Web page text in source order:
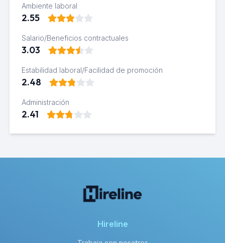
Ambiente laboral
2.55
Salario/Beneficios contractuales
3.03
Estabilidad laboral/Facilidad de promoción
2.48
Administración
2.41
Hireline